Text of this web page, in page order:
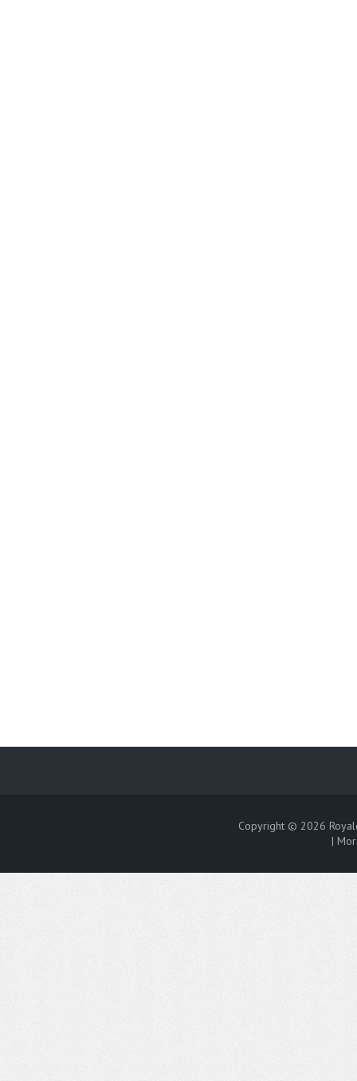
Copyright © 2026
|